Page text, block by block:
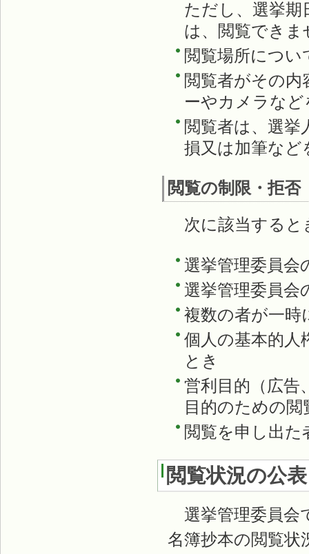
ただし、選挙期
は、閲覧でき
閲覧場所につ
閲覧者がその
ーやカメラな
閲覧者は、選挙
損又は加筆な
閲覧の制限・拒否
次に該当すると
選挙管理委員会
選挙管理委員会
複数の者が一時
個人の基本的
とき
営利目的（広告
目的のための
閲覧を申し出
閲覧状況の公表
選挙管理委員会
名簿抄本の閲覧状